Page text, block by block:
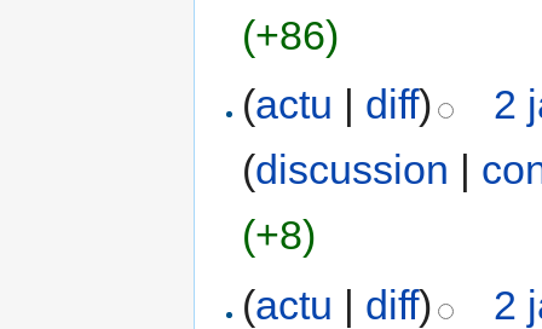
(+86)
(actu | diff)
2
(discussion |
(+8)
(actu | diff)
2